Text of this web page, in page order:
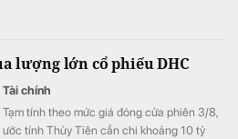
lượng lớn cổ phiếu DHC
Tài chính
Tạm tính theo mức giá đóng cửa phiên 3/8,
ước tính Thủy Tiên cần chi khoảng 10 tỷ